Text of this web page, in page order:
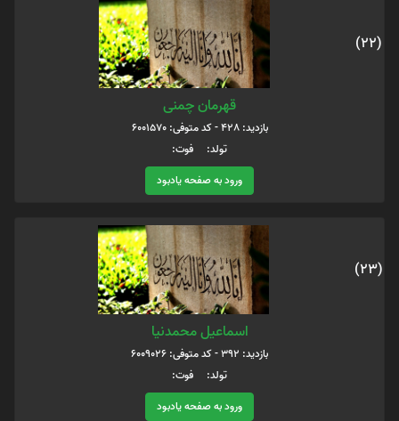
(22)
قهرمان چمنی
بازدید: 428 - کد متوفی: 6001570
تولد: فوت:
ورود به صفحه یادبود
(23)
اسماعیل محمدنیا
بازدید: 392 - کد متوفی: 6009026
تولد: فوت:
ورود به صفحه یادبود